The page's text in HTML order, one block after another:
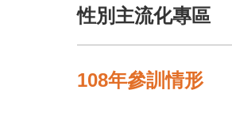
性別主流化專區
108年參訓情形